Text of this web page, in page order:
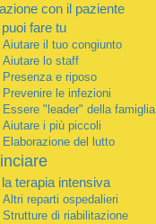
con il paziente
fare tu
Aiutare il tuo congiunto
Aiutare lo staff
Presenza e riposo
Prevenire le infezioni
Essere "leader" della famiglia
Aiutare i più piccoli
Elaborazione del lutto
terapia intensiva
Altri reparti ospedalieri
Strutture di riabilitazione